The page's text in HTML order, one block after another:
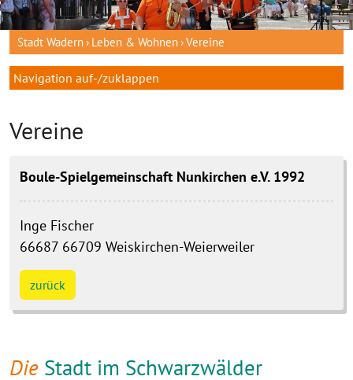
Stadt Wadern Leben & Wohnen Vereine
Navigation auf-/zuklappen
Vereine
Boule-Spielgemeinschaft Nunkirchen e.V. 1992
Inge Fischer
66687 66709 Weiskirchen-Weierweiler
zurück
Die Stadt im Schwarzwälder